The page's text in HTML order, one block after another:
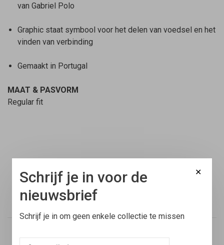
van Gabriel Polo
Graphic staat symbool voor het delen van voedsel en het
vinden van verbinding
Gemaakt in Portugal
MAAT & PASVORM
Regular fit
Gratis verzending
✕
Schrijf je in voor de
nieuwsbrief
Schrijf je in om geen enkele collectie te missen